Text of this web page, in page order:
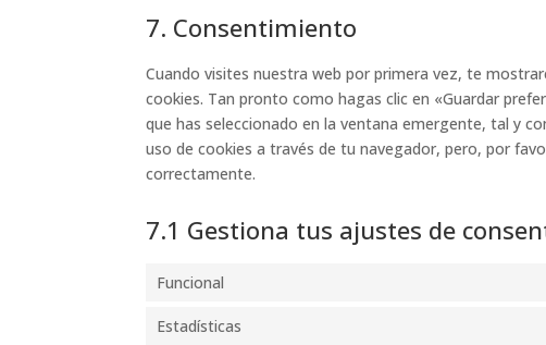
7. Consentimiento
Cuando visites nuestra web por primera vez, te
cookies. Tan pronto como hagas clic en «Guardar
que has seleccionado en la ventana emergente, tal y
uso de cookies a través de tu navegador, pero, por
correctamente.
7.1 Gestiona tus ajustes de
Funcional
Estadísticas